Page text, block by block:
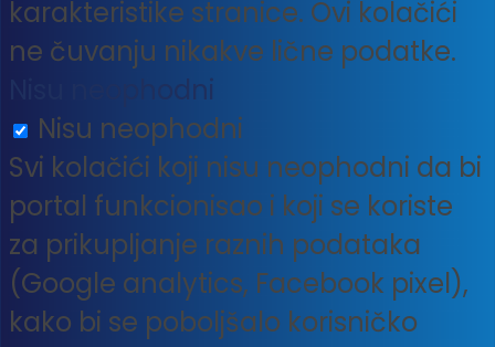
karakteristike stranice. Ovi kolačići
ne čuvanju nikakve lične podatke.
Nisu neophodni
Nisu neophodni
Svi kolačići koji nisu neophodni da bi
portal funkcionisao i koji se koriste
za prikupljanje raznih podataka
(Google analytics, Facebook pixel),
kako bi se poboljšalo korisničko